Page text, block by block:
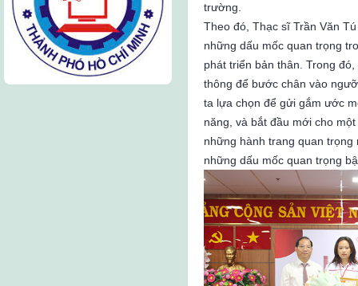
trường.
Theo đó, Thạc sĩ Trần Văn
những dấu mốc quan trọng
phát triển bản thân. Trong
thông để bước chân vào
ta lựa chọn để gửi gắm ước
năng, và bắt đầu mới cho
những hành trang quan
những dấu mốc quan trọng